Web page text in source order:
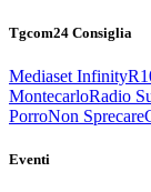
Tgcom24 Consiglia
Mediaset Infinity
MontecarloRadio
PorroNon Sprecare
Eventi